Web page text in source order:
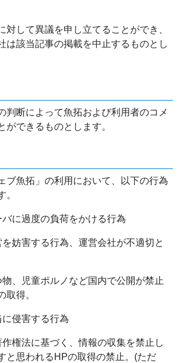
対して異議を申し立てることができ、
は該当記事の掲載を中止するものとし
判断によって魚拓および利用者のコメ
ができるものとします。
ブ魚拓」の利用において、以下の行為
。
に過度の負荷をかける行為
妨害する行為、運営会社が不適切と
、児童ポルノなど国内で公開が禁止
取得。
侵害する行為
権法に基づく、情報の収集を禁止し
と思われるHPの取得の禁止。(ただ